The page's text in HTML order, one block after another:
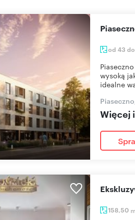
od 43
wysoką
idealne
Więcej
158,50 m